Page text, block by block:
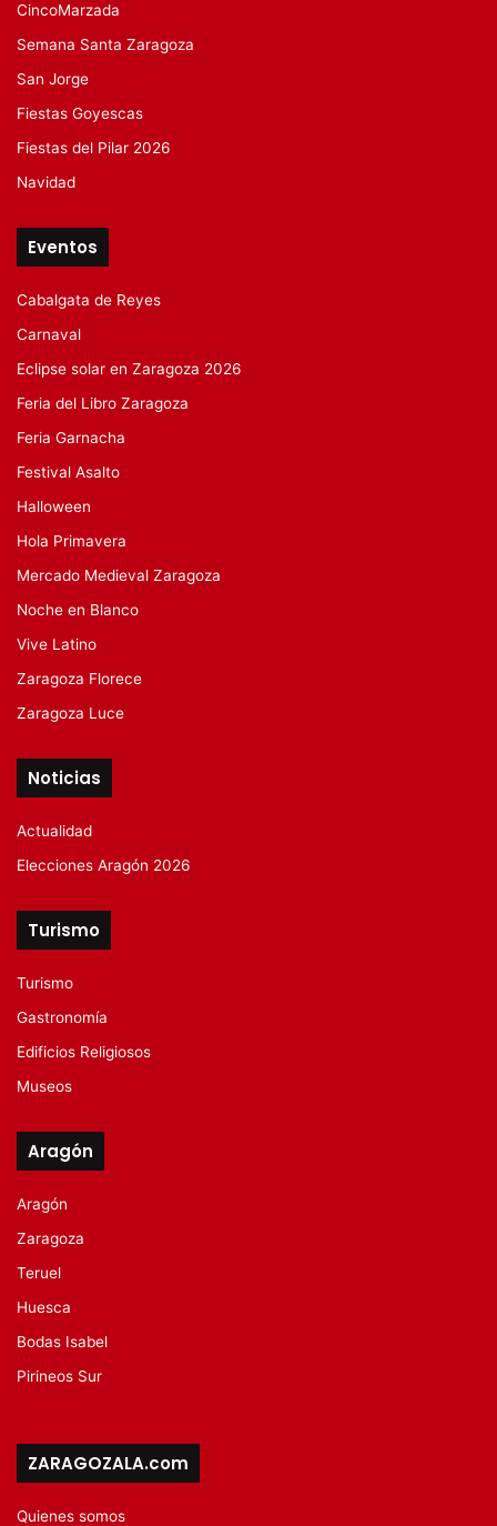
CincoMarzada
Semana Santa Zaragoza
San Jorge
Fiestas Goyescas
Fiestas del Pilar 2026
Navidad
Eventos
Cabalgata de Reyes
Carnaval
Eclipse solar en Zaragoza 2026
Feria del Libro Zaragoza
Feria Garnacha
Festival Asalto
Halloween
Hola Primavera
Mercado Medieval Zaragoza
Noche en Blanco
Vive Latino
Zaragoza Florece
Zaragoza Luce
Noticias
Actualidad
Elecciones Aragón 2026
Turismo
Turismo
Gastronomía
Edificios Religiosos
Museos
Aragón
Aragón
Zaragoza
Teruel
Huesca
Bodas Isabel
Pirineos Sur
ZARAGOZALA.com
Quienes somos